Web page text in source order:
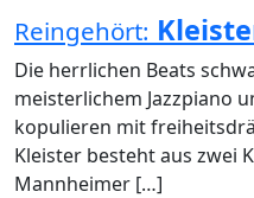
Reingehört:
Die herrlichen Beats
meisterlichem Jazzpiano
kopulieren mit
Kleister besteht aus zwei
Mannheimer […]